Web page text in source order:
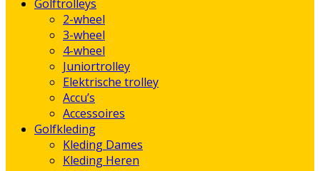
Golftrolleys
2-wheel
3-wheel
4-wheel
Juniortrolley
Elektrische trolley
Accu’s
Accessoires
Golfkleding
Kleding Dames
Kleding Heren